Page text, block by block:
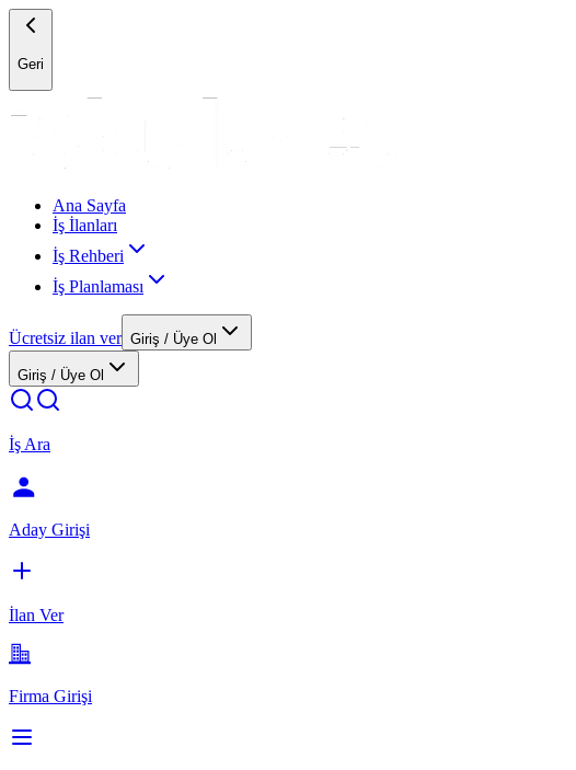
Geri
Ana Sayfa
İş İlanları
İş Rehberi
İş Planlaması
Ücretsiz ilan ver Giriş / Üye Ol
Giriş / Üye Ol
İş Ara
Aday Girişi
İlan Ver
Firma Girişi